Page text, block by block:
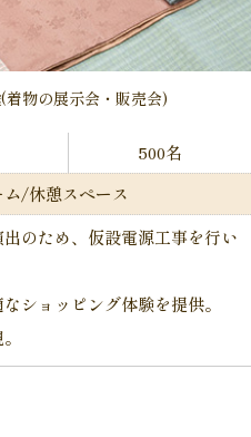
着物の展示会・販売会)
500名
ム/休憩スペース
のため、仮設電源工事を行い
ショッピング体験を提供。